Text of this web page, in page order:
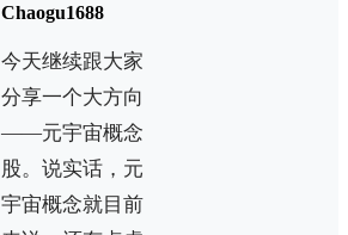
Chaogu1688
今天继续跟大家
分享一个大方向
——元宇宙概念
股。说实话，元
宇宙概念就目前